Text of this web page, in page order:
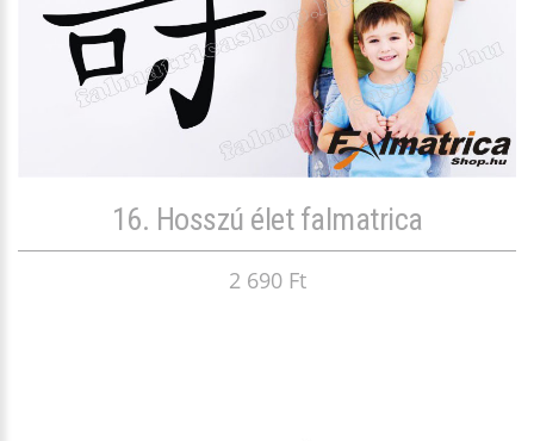
16. Hosszú élet falmatrica
2 690 Ft